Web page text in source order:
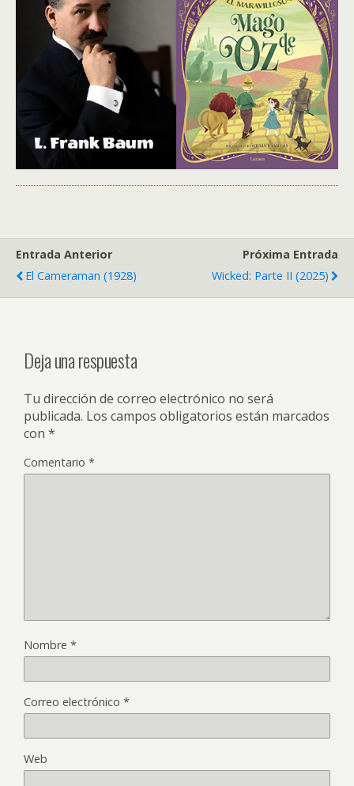
Entrada Anterior
El Cameraman (1928)
Próxima Entrada
Wicked: Parte II (2025)
Deja una respuesta
Tu dirección de correo electrónico no será
publicada. Los campos obligatorios están marcados
con *
Comentario *
Nombre *
Correo electrónico *
Web